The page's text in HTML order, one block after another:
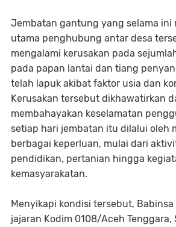
Jembatan gantung yang selama ini
utama penghubung antar desa
mengalami kerusakan pada
pada papan lantai dan tiang
telah lapuk akibat faktor usia dan
Kerusakan tersebut dikhawatirkan
membahayakan keselamatan
setiap hari jembatan itu dilalui oleh
berbagai keperluan, mulai dari
pendidikan, pertanian hingga
kemasyarakatan.
Menyikapi kondisi tersebut,
jajaran Kodim 0108/Aceh Tenggara,